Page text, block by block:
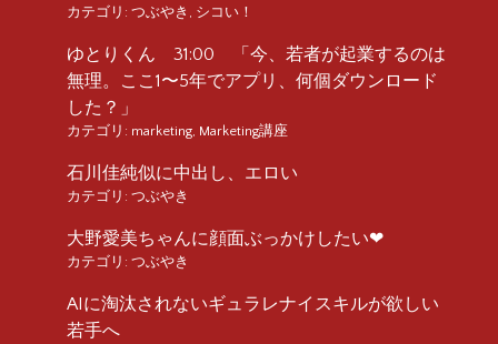
カテゴリ: つぶやき , シコい！
ゆとりくん 31:00 「今、若者が起業するのは
無理。ここ1〜5年でアプリ、何個ダウンロード
した？」
カテゴリ: marketing, Marketing講座
石川佳純似に中出し、エロい
カテゴリ: つぶやき
大野愛美ちゃんに顔面ぶっかけしたい❤︎
カテゴリ: つぶやき
AIに淘汰されないギュラレナイスキルが欲しい
若手へ